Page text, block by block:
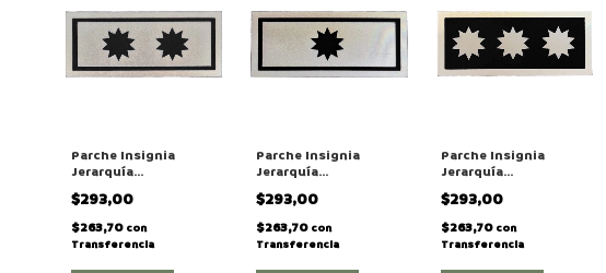
Parche Insignia
Jerarquía
Termoadhesiva
Reflectiva De
"Teniente Coronel"
Para Gimnasia
$293,00
$263,70 con
Transferencia
Parche Insignia
Jerarquía
Termoadhesiva
Reflectiva De
"Mayor" Para
Gimnasia
$293,00
$263,70 con
Transferencia
Parche Insignia
Jerarquía
Termoadhesiva
Reflectiva De
"Capitán" Para
Gimnasia
$293,00
$263,70 con
Transferencia